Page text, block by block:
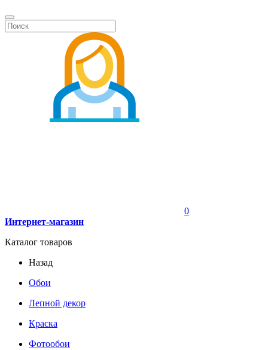
0
Интернет-магазин
Каталог товаров
Назад
Обои
Лепной декор
Краска
Фотообои